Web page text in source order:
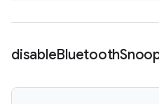
disableBluetooth